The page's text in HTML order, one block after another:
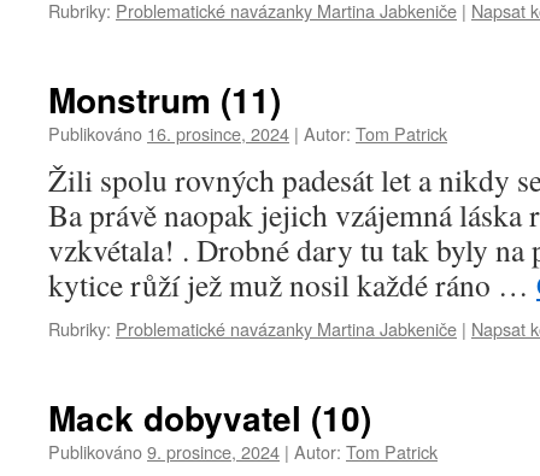
Rubriky: Problematické navázanky Martina Jabkeniče | Napsat
Monstrum (11)
Publikováno 16. prosince, 2024 | Autor: Tom Patrick
Žili spolu rovných padesát let a nikdy
Ba právě naopak jejich vzájemná láska
vzkvétala! . Drobné dary tu tak byly na
kytice růží jež muž nosil každé ráno …
Rubriky: Problematické navázanky Martina Jabkeniče | Napsat
Mack dobyvatel (10)
Publikováno9. prosince, 2024 | Autor: Tom Patrick